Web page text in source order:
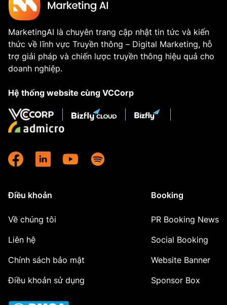
MarketingAI là chuyên trang cập nhật tin tức và kiến
thức về lĩnh vực Truyền thông – Digital Marketing, hỗ
trợ giải pháp và chiến lược truyền thông hiệu quả cho
doanh nghiệp.
Hệ thống website cùng VCCorp
Điều khoản
Về chúng tôi
Liên hệ
Chính sách bảo mật
Điều khoản sử dụng
Booking
PR Booking News
Social Booking
Website Banner
Sponsor Box